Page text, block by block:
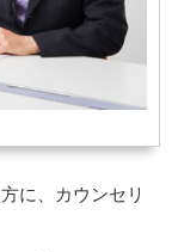
に、カウンセリ